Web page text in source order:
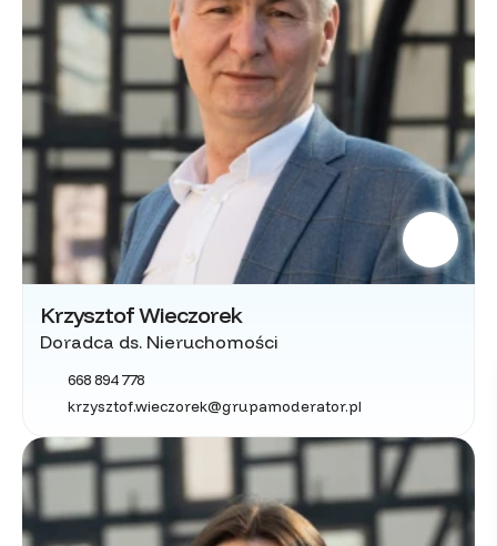
Krzysztof Wieczorek
Doradca ds. Nieruchomości
668 894 778
krzysztof.wieczorek@grupamoderator.pl